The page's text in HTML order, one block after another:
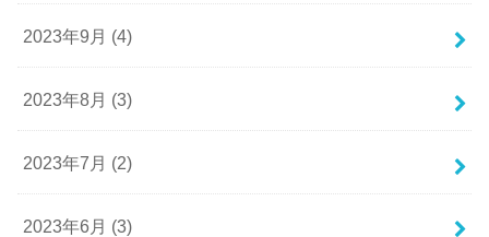
2023年9月 (4)
2023年8月 (3)
2023年7月 (2)
2023年6月 (3)